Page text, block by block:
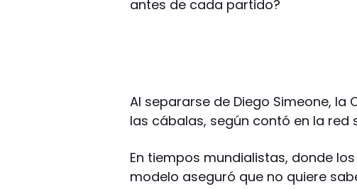
antes de cada partido?
Al separarse de Diego Simeone,
las cábalas, según contó en la red
En tiempos mundialistas, donde
modelo aseguró que no quiere